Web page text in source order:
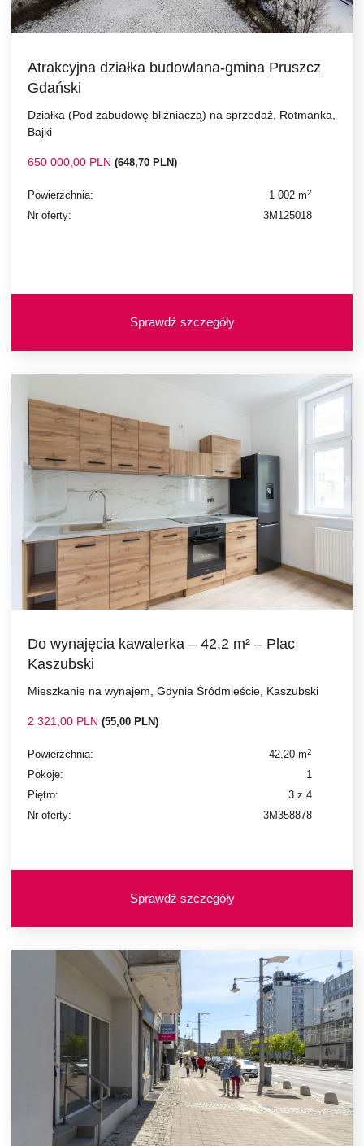
Atrakcyjna działka budowlana-gmina Pruszcz
Gdański
Działka (Pod zabudowę bliźniaczą) na sprzedaż, Rotmanka,
Bajki
650 000,00 PLN (648,70 PLN)
Powierzchnia: 1 002 m2
Nr oferty: 3M125018
Sprawdź szczegóły
Do wynajęcia kawalerka – 42,2 m² – Plac
Kaszubski
Mieszkanie na wynajem, Gdynia Śródmieście, Kaszubski
2 321,00 PLN (55,00 PLN)
Powierzchnia: 42,20 m2
Pokoje:
1
Piętro:
3 z 4
Nr oferty:
3M358878
Sprawdź szczegóły